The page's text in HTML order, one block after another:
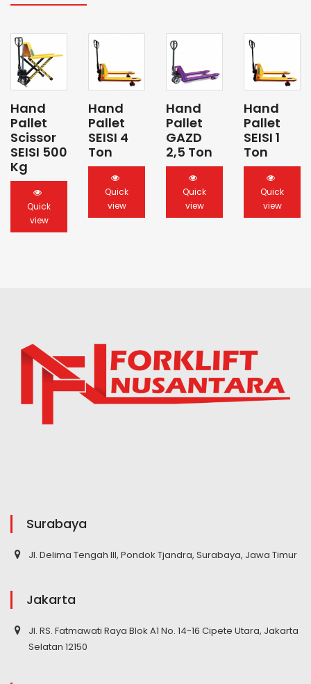
Hand
Pallet
Scissor
SEISI 500
Kg
Quick
view
Hand
Pallet
SEISI 4
Ton
Quick
view
Hand
Pallet
GAZD
2,5 Ton
Quick
view
Hand
Pallet
SEISI 1
Ton
Quick
view
Surabaya
Jl. Delima Tengah III, Pondok Tjandra, Surabaya, Jawa Timur
Jakarta
Jl. RS. Fatmawati Raya Blok A1 No. 14-16 Cipete Utara, Jakarta
Selatan 12150